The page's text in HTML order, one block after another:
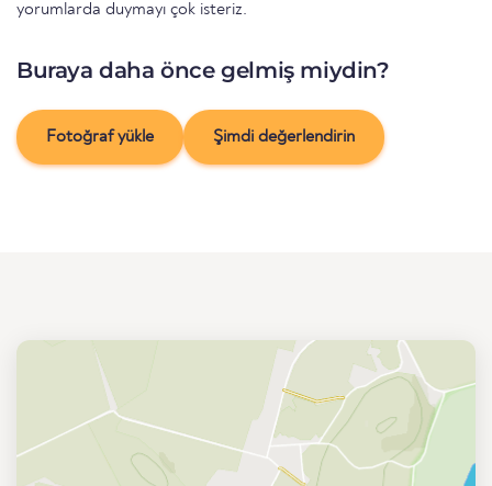
yorumlarda duymayı çok isteriz.
Buraya daha önce gelmiş miydin?
Fotoğraf yükle Şimdi değerlendirin